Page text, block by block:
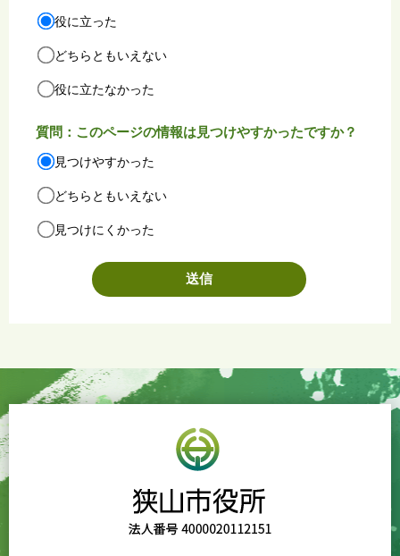
役に立った
どちらともいえない
役に立たなかった
質問：このページの情報は見つけやすかったですか？
見つけやすかった
どちらともいえない
見つけにくかった